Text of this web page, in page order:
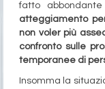
fatto
atteggiamento
non voler più
confronto sulle
temporanee di
Insomma la